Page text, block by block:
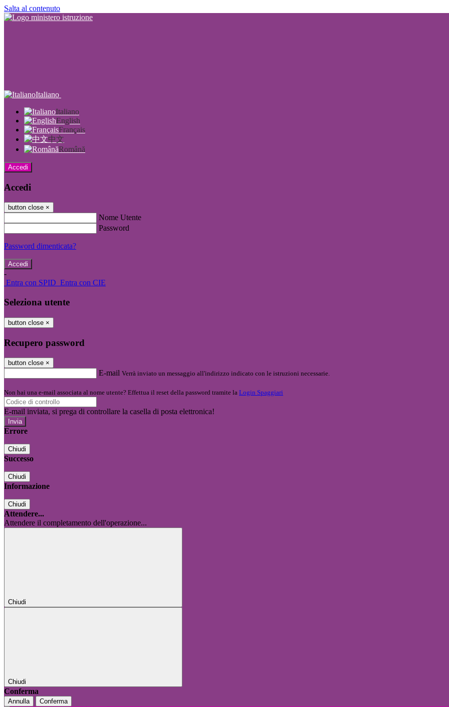
Salta al contenuto
Italiano
Italiano
English
Français
中文
Română
Accedi
Accedi
button close ×
Nome Utente
Password
Password dimenticata?
-
Entra con SPID Entra con CIE
Seleziona utente
button close ×
Recupero password
button close ×
E-mail Verrà inviato un messaggio all'indirizzo indicato con le istruzioni necessarie.
Non hai una e-mail associata al nome utente? Effettua il reset della password tramite la Login Spaggiari
E-mail inviata, si prega di controllare la casella di posta elettronica!
Errore
Chiudi
Successo
Chiudi
Informazione
Chiudi
Attendere...
Attendere il completamento dell'operazione...
Chiudi
Chiudi
Conferma
Annulla Conferma